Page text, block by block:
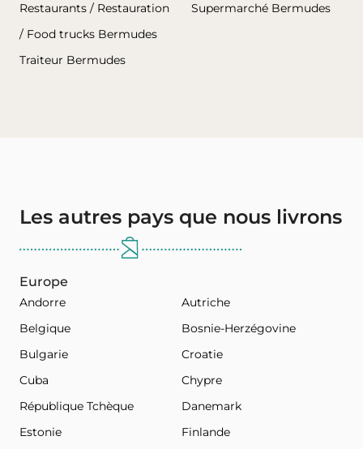
Restaurants / Restauration
/ Food trucks Bermudes
Supermarché Bermudes
Traiteur Bermudes
Les autres pays que nous livrons
Europe
Andorre
Autriche
Belgique
Bosnie-Herzégovine
Bulgarie
Croatie
Cuba
Chypre
République Tchèque
Danemark
Estonie
Finlande